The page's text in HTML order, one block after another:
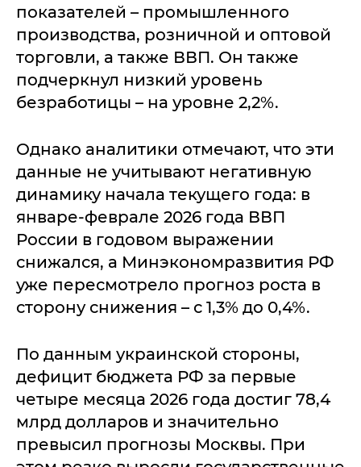
показателей – промышленного
производства, розничной и оптовой
торговли, а также ВВП. Он также
подчеркнул низкий уровень
безработицы – на уровне 2,2%.
Однако аналитики отмечают, что эти
данные не учитывают негативную
динамику начала текущего года: в
январе-феврале 2026 года ВВП
России в годовом выражении
снижался, а Минэкономразвития РФ
уже пересмотрело прогноз роста в
сторону снижения – с 1,3% до 0,4%.
По данным украинской стороны,
дефицит бюджета РФ за первые
четыре месяца 2026 года достиг 78,4
млрд долларов и значительно
превысил прогнозы Москвы. При